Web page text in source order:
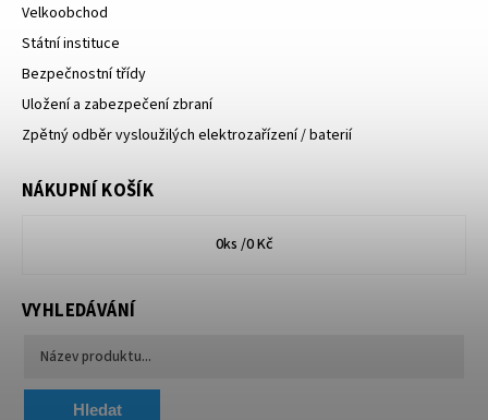
Velkoobchod
Státní instituce
Bezpečnostní třídy
Uložení a zabezpečení zbraní
Zpětný odběr vysloužilých elektrozařízení / baterií
NÁKUPNÍ KOŠÍK
0ks /0 Kč
VYHLEDÁVÁNÍ
Hledat